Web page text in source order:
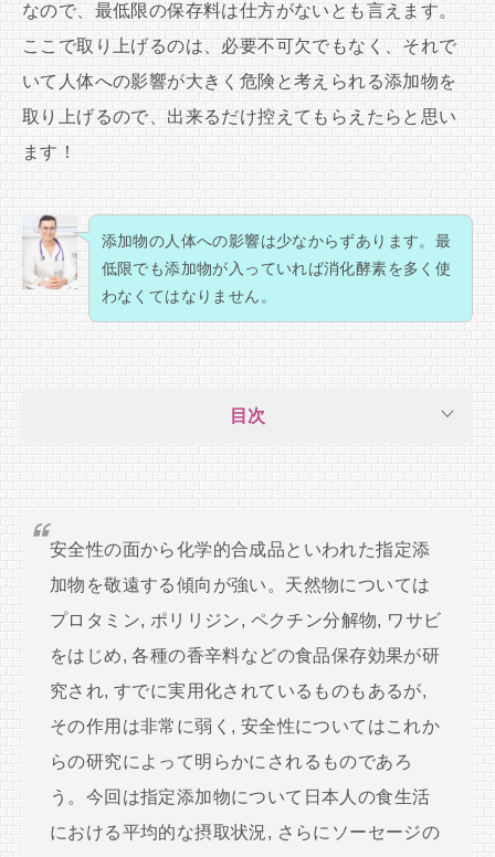
なので、最低限の保存料は仕方がないとも言えます。
ここで取り上げるのは、必要不可欠でもなく、それで
いて人体への影響が大きく危険と考えられる添加物を
取り上げるので、出来るだけ控えてもらえたらと思い
ます！
添加物の人体への影響は少なからずあります。最
低限でも添加物が入っていれば消化酵素を多く使
わなくてはなりません。
目次
安全性の面から化学的合成品といわれた指定添
加物を敬遠する傾向が強い。天然物については
プロタミン, ポリリジン, ペクチン分解物, ワサビ
をはじめ, 各種の香辛料などの食品保存効果が研
究され, すでに実用化されているものもあるが,
その作用は非常に弱く, 安全性についてはこれか
らの研究によって明らかにされるものであろ
う。今回は指定添加物について日本人の食生活
における平均的な摂取状況, さらにソーセージの